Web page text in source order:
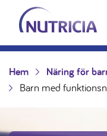
Hoppa till innehåll
Nutricia.se
Hem Näring för
Barn med